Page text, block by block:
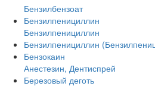
Бензилбензоат
Бензилпенициллин
Бензилпенициллин
Бензилпенициллин
Бензокаин
Анестезин, Дентиспрей
Березовый деготь